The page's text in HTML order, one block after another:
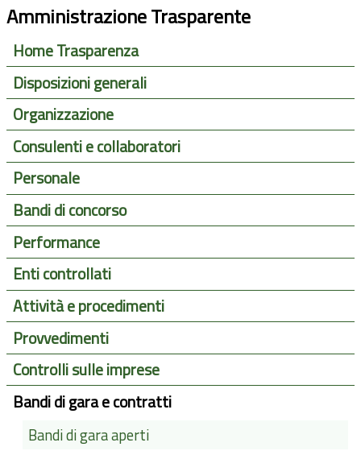
Amministrazione Trasparente
Home Trasparenza
Disposizioni generali
Organizzazione
Consulenti e collaboratori
Personale
Bandi di concorso
Performance
Enti controllati
Attività e procedimenti
Provvedimenti
Controlli sulle imprese
Bandi di gara e contratti
Bandi di gara aperti